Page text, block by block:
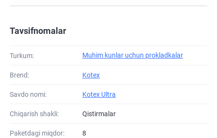
Tavsifnomalar
Turkum: Muhim kunlar uchun prokladkalar
Brend: Kotex
Savdo nomi: Kotex Ultra
Chiqarish shakli: Qistirmalar
Paketdagi miqdor: 8